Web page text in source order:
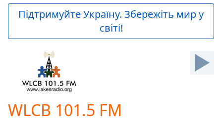
Video
Skip
Current
Підтримуйте Україну. Збережіть мир у
світі!
WLCB 101.5 FM